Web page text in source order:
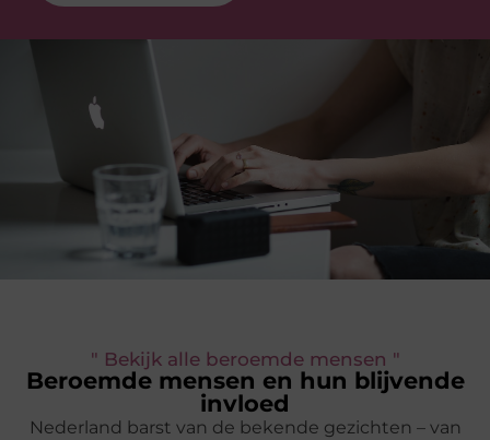
" Bekijk alle beroemde mensen "
Beroemde mensen en hun blijvende
invloed
Nederland barst van de bekende gezichten – van